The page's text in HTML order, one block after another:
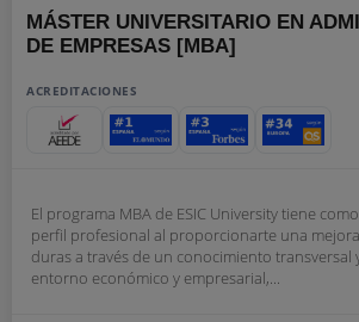
MÁSTER UNIVERSITARIO EN
DE EMPRESAS [MBA]
ACREDITACIONES
El programa MBA de ESIC University tiene
perfil profesional al proporcionarte una
duras a través de un conocimiento transversal
entorno económico y empresarial,...